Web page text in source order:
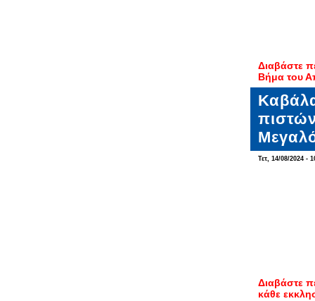
Διαβάστε
Βήμα του
Τετ, 14/08/2024 -
Διαβάστε
κάθε